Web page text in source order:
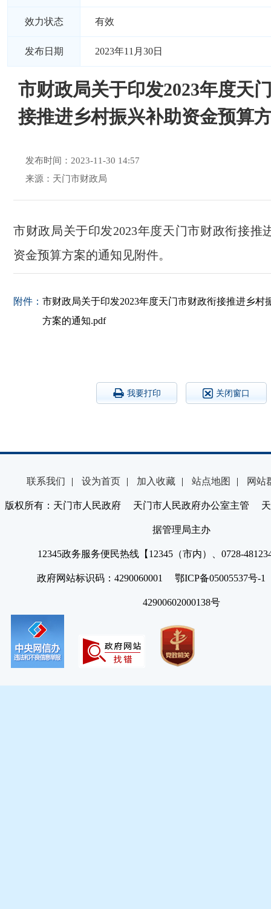
效力状态 有效
发布日期 2023年11月30日
市财政局关于印发2023年度天
接推进乡村振兴补助资金预算
发布时间：2023-11-30 14:57
来源：天门市财政局
市财政局关于印发2023年度天门市财政衔接推
资金预算方案的通知见附件。
附件： 市财政局关于印发2023年度天门市财政衔接推进乡村
方案的通知.pdf
我要打印 关闭窗口
联系我们 | 设为首页 | 加入收藏 | 站点地图 | 网站
版权所有：天门市人民政府 天门市人民政府办公室主管 天
据管理局主办
12345政务服务便民热线【12345（市内）、0728-
政府网站标识码：4290060001 鄂ICP备05005537号
42900602000138号